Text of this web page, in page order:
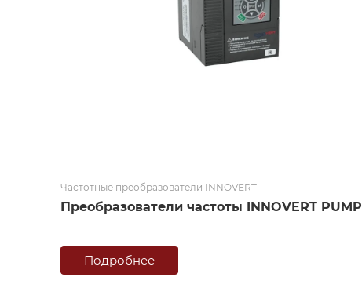
Частотные преобразователи INNOVERT
Преобразователи частоты INNOVERT PUMP
Подробнее